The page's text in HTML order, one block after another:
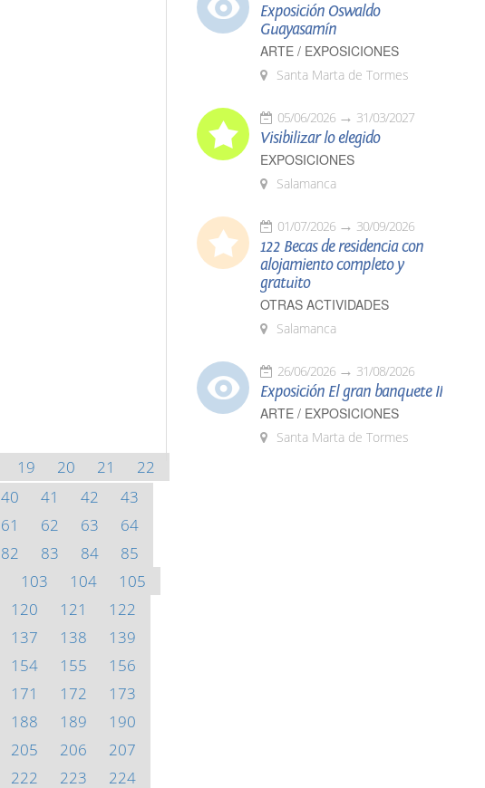
19 20 21
22
40 41 42
43
61 62 63
64
82 83 84
85
103 104
105
120 121
122
137 138
139
154 155
156
171 172
173
188 189
190
205 206
207
222 223 224
Exposición Oswaldo
Guayasamín
ARTE / EXPOSICIONES
Santa Marta de Tormes
05/06/2026 31/03/2027
Visibilizar lo elegido
EXPOSICIONES
Salamanca
01/07/2026 30/09/2026
122 Becas de residencia con
alojamiento completo y
gratuito
OTRAS ACTIVIDADES
Salamanca
26/06/2026 31/08/2026
Exposición El gran banquete II
ARTE / EXPOSICIONES
Santa Marta de Tormes